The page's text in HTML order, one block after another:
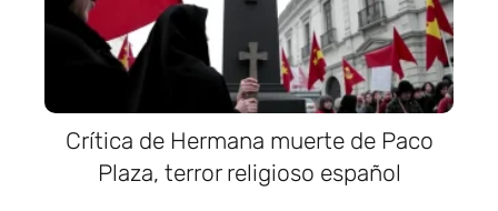
Crítica de Hermana muerte de Paco
Plaza, terror religioso español